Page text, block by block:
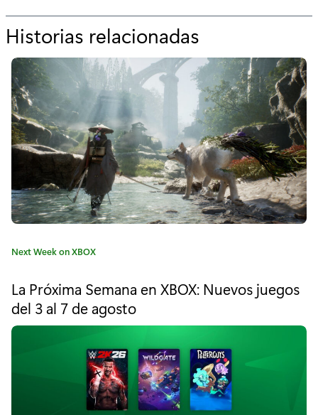
Historias relacionadas
o
r
"
X
b
o
x
m
P
a
s
C
e
g
o
Next Week on XBOX
La Próxima Semana en XBOX: Nuevos juegos
del 3 al 7 de agosto